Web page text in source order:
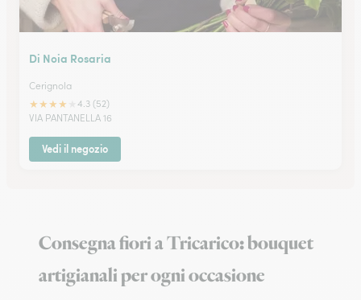
Di Noia Rosaria
Cerignola
★★★★
4.3 (52)
VIA PANTANELLA 16
Vedi il negozio
Consegna fiori a Tricarico: bouquet
artigianali per ogni occasione